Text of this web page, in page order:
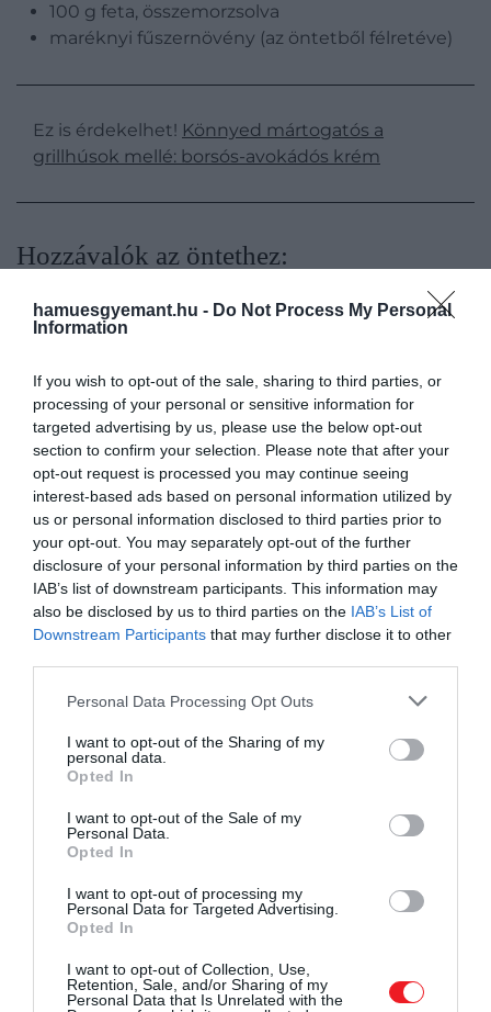
hamuesgyemant.hu - Do Not Process My Personal
Information
If you wish to opt-out of the sale, sharing to third parties, or
processing of your personal or sensitive information for
targeted advertising by us, please use the below opt-out
section to confirm your selection. Please note that after your
opt-out request is processed you may continue seeing
interest-based ads based on personal information utilized by
us or personal information disclosed to third parties prior to
your opt-out. You may separately opt-out of the further
disclosure of your personal information by third parties on the
IAB’s list of downstream participants. This information may
also be disclosed by us to third parties on the IAB’s List of
Downstream Participants that may further disclose it to other
Please note that this website/app uses one or more Google
not limited to your visit or usage behaviour. You may click to
grant or deny consent to Google and its third-party tags to
use your data for below specified purposes in below Google
consent section.
Personal Data Processing Opt Outs
I want to opt-out of the Sharing of my
personal data.
Opted In
I want to opt-out of the Sale of my
Personal Data.
Opted In
I want to opt-out of processing my
Personal Data for Targeted Advertising.
Opted In
I want to opt-out of Collection, Use,
Retention, Sale, and/or Sharing of my
Personal Data that Is Unrelated with the
100 g feta, összemorzsolva
maréknyi fűszernövény (az öntetből félretéve)
Ez is érdekelhet! Könnyed mártogatós a
grillhúsok mellé: borsós-avokádós krém
​Hozzávalók az öntethez:
Illusztráció
kis csokor koriander
kis csokor bazsalikom
1 kis gerezd fokhagyma
100 ml extra szűz olívaolaj
2 evőkanál fehérborecet
2 teáskanál méz